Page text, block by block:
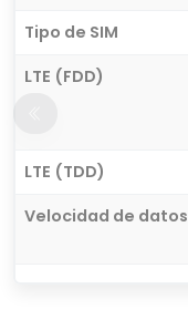
Tipo de SIM
LTE (FDD)
LTE (TDD)
Velocidad de datos